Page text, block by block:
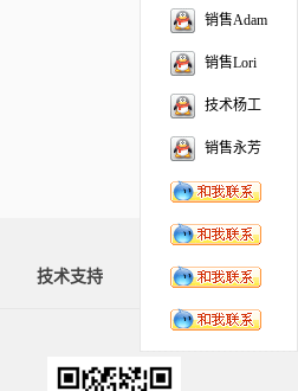
技术支持 资料下载
销售Adam
销售Lori
技术杨工
销售永芳